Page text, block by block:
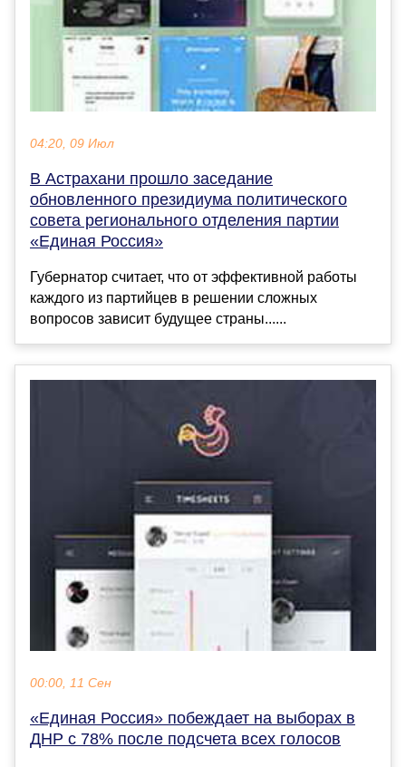
04:20, 09 Июл
В Астрахани прошло заседание
обновленного президиума политического
совета регионального отделения партии
«Единая Россия»
Губернатор считает, что от эффективной работы
каждого из партийцев в решении сложных
вопросов зависит будущее страны......
00:00, 11 Сен
«Единая Россия» побеждает на выборах в
ДНР с 78% после подсчета всех голосов